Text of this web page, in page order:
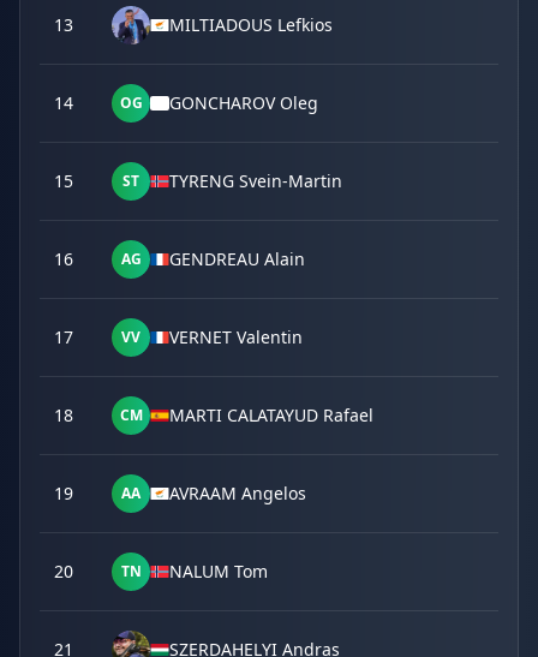
13 MILTIADOUS Lefkios
14 OG GONCHAROV Oleg
15 ST TYRENG Svein-Martin
16 AG GENDREAU Alain
17 VV VERNET Valentin
18 CM MARTI CALATAYUD Rafael
19 AA AVRAAM Angelos
20 TN NALUM Tom
21 SZERDAHELYI Andras